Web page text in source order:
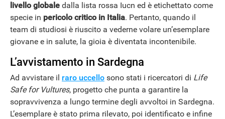
livello globale dalla lista rossa Iucn ed è etichettato come
specie in pericolo critico in Italia. Pertanto, quando il
team di studiosi è riuscito a vederne volare un’esemplare
giovane e in salute, la gioia è diventata incontenibile.
L’avvistamento in Sardegna
Ad avvistare il raro uccello sono stati i ricercatori di Life
Safe for Vultures, progetto che punta a garantire la
sopravvivenza a lungo termine degli avvoltoi in Sardegna.
L’esemplare è stato prima rilevato, poi identificato e infine